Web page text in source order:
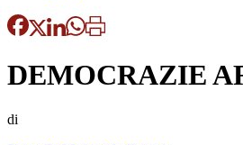
DEMOCRAZIE
di